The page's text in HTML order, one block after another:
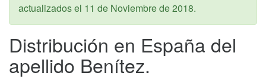
actualizados el 11 de Noviembre de 2018.
Distribución en España del
apellido Benítez.